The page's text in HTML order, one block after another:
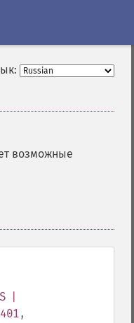
возможные
|
,